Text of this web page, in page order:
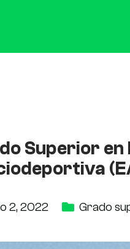
Superior en
2, 2022 Grado